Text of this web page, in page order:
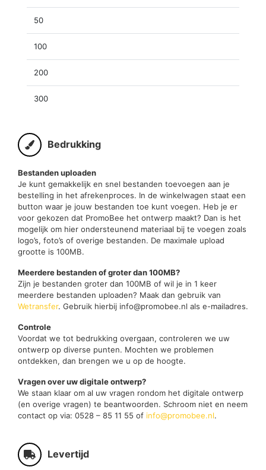
50
100
200
300
Bedrukking
Bestanden uploaden
Je kunt gemakkelijk en snel bestanden toevoegen aan je
bestelling in het afrekenproces. In de winkelwagen staat een
button waar je jouw bestanden toe kunt voegen. Heb je er
voor gekozen dat PromoBee het ontwerp maakt? Dan is het
mogelijk om hier ondersteunend materiaal bij te voegen zoals
logo’s, foto’s of overige bestanden. De maximale upload
grootte is 100MB.
Meerdere bestanden of groter dan 100MB?
Zijn je bestanden groter dan 100MB of wil je in 1 keer
meerdere bestanden uploaden? Maak dan gebruik van
Wetransfer. Gebruik hierbij info@promobee.nl als e-mailadres.
Controle
Voordat we tot bedrukking overgaan, controleren we uw
ontwerp op diverse punten. Mochten we problemen
ontdekken, dan brengen we u op de hoogte.
Vragen over uw digitale ontwerp?
We staan klaar om al uw vragen rondom het digitale ontwerp
(en overige vragen) te beantwoorden. Schroom niet en neem
contact op via: 0528 – 85 11 55 of info@promobee.nl.
Levertijd